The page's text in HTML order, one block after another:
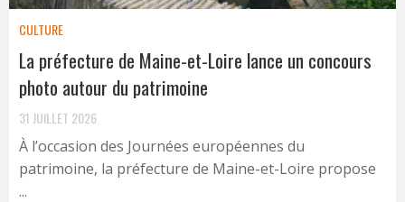
CULTURE
La préfecture de Maine-et-Loire lance un concours
photo autour du patrimoine
31 JUILLET 2026
À l’occasion des Journées européennes du
patrimoine, la préfecture de Maine-et-Loire propose
...